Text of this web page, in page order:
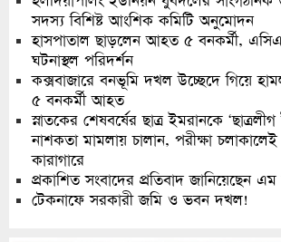
সদস্য বিশিষ্ট আংশিক কমিটি অনুমোদন
হাসপাতাল ছাড়লেন আহত ৫ বনকর্মী,
ঘটনাস্থল পরিদর্শন
কক্সবাজারে বনভূমি দখল উচ্ছেদে গিয়ে
৫ বনকর্মী আহত
স্নাতকের শেষবর্ষের ছাত্র ইমরানকে ‘ছাত্রলীগ
নাশকতা মামলায় চালান, পরীক্ষা
কারাগারে
প্রকাশিত সংবাদের প্রতিবাদ জানিয়েছেন
টেকনাফে সরকারী জমি ও ভবন দখল!